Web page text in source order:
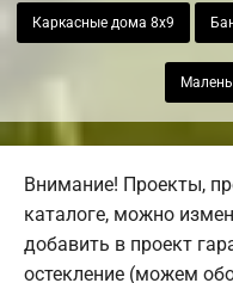
Каркасные дома 8х9
Внимание! Проекты,
каталоге, можно
добавить в проект
остекление (можем